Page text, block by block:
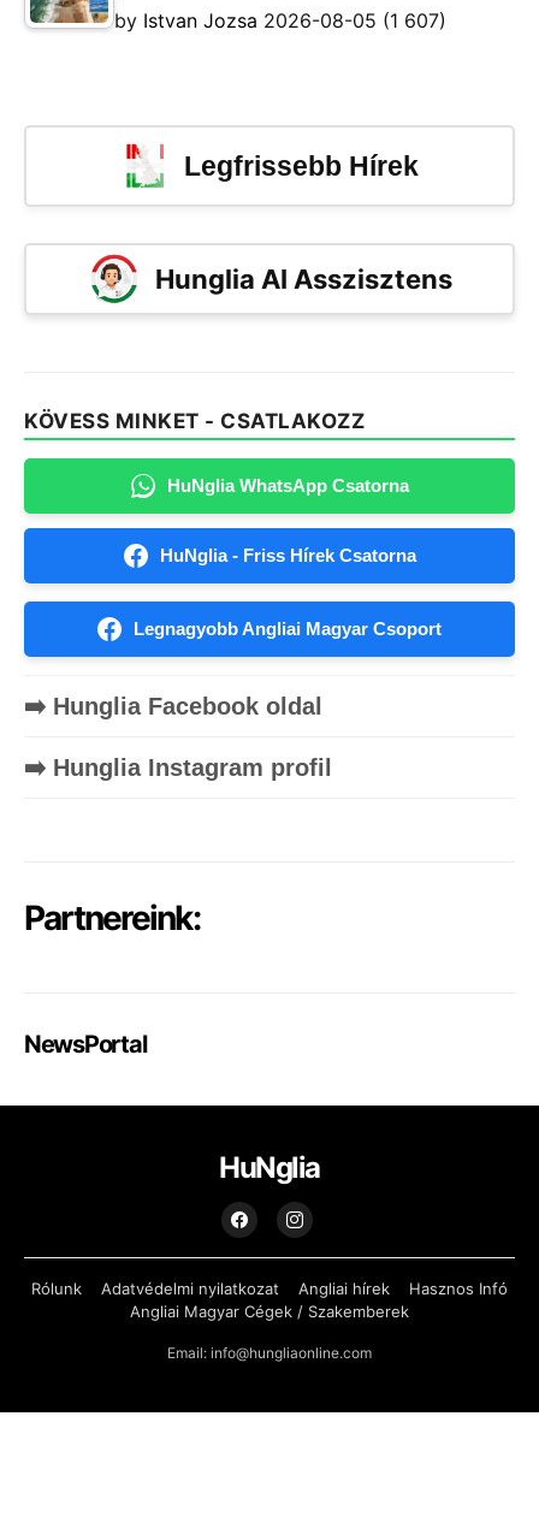
by Istvan Jozsa 2026-08-05 (1 607)
Legfrissebb Hírek
Hunglia AI Asszisztens
KÖVESS MINKET - CSATLAKOZZ
HuNglia WhatsApp Csatorna
HuNglia - Friss Hírek Csatorna
Legnagyobb Angliai Magyar Csoport
➡️ Hunglia Facebook oldal
➡️ Hunglia Instagram profil
Partnereink:
NewsPortal
HuNglia
Rólunk Adatvédelmi nyilatkozat Angliai hírek
Hasznos Infó
Angliai Magyar Cégek / Szakemberek
Email: info@hungliaonline.com